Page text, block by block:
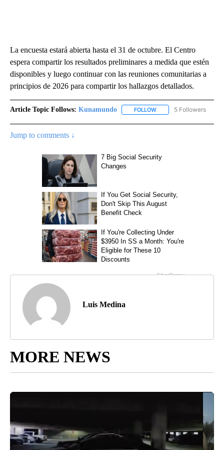
La encuesta estará abierta hasta el 31 de octubre. El Centro
espera compartir los resultados preliminares a medida que estén
disponibles y luego continuar con las reuniones comunitarias a
principios de 2026 para compartir los hallazgos detallados.
Article Topic Follows: Kunamundo FOLLOW FOLLOW5 Followers
Jump to comments ↓
Luis Medina
MORE NEWS